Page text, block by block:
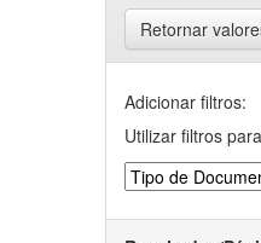
Retornar
Adicionar filtros:
Utilizar filtros